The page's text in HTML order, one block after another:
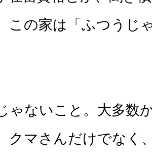
この家は「ふつうじ
ゃないこと。大多数
クマさんだけでなく